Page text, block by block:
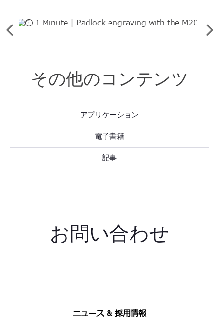
素
を
素
を
前
し
く
さ
次
その他のコンテンツ
アプリケーション
電子書籍
記事
お問い合わせ
ニュース & 採用情報